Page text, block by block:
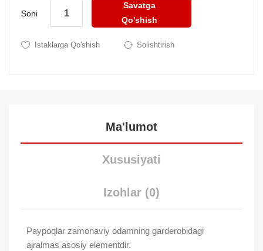
Soni
Savatga
Qo'shish
Istaklarga Qo'shish Solishtirish
Ma'lumot
Xususiyati
Izohlar (0)
Paypoqlar zamonaviy odamning garderobidagi
ajralmas asosiy elementdir.